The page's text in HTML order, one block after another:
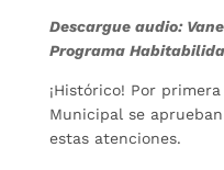
Descargue audio:
Programa
¡Histórico! Por
Municipal se
estas atenciones.